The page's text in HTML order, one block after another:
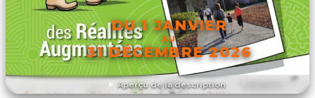
Aperçu de la description
DU 1 JANVIER
AU
31 DÉCEMBRE 2026
DÉCOUVRIR L'ÉVÉNEMENT